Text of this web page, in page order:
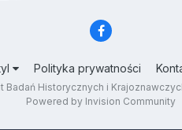
Polityka prywatności
Badań Historycznych i
Powered by Invision Community